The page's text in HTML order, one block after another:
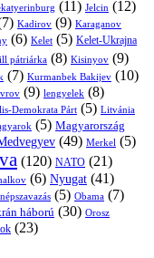
(11) Jelcin (12)
Kadirov (9) Karaganov
(6) Kelet (5) Kelet-Ukrajna
pátriárka (8) Kisinyov (9)
(7) Kurmanbek Bakijev (10)
(9) lengyelek (8)
Demokrata Párt (5) Litvánia
(5) Magyarország
(49) Merkel (5)
(120) NATO (21)
(6) Nyugat (41)
népszavazás (5) Obama (7)
háború (30) Orosz
(23)